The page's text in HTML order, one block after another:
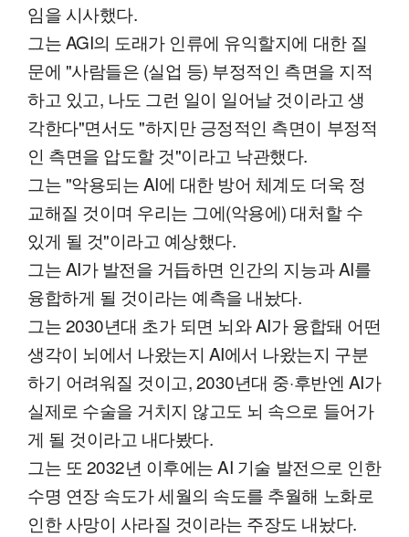
임을 시사했다.
그는 AGI의 도래가 인류에 유익할지에 대한 질
문에 "사람들은 (실업 등) 부정적인 측면을 지적
하고 있고, 나도 그런 일이 일어날 것이라고 생
각한다"면서도 "하지만 긍정적인 측면이 부정적
인 측면을 압도할 것"이라고 낙관했다.
그는 "악용되는 AI에 대한 방어 체계도 더욱 정
교해질 것이며 우리는 그에(악용에) 대처할 수
있게 될 것"이라고 예상했다.
그는 AI가 발전을 거듭하면 인간의 지능과 AI를
융합하게 될 것이라는 예측을 내놨다.
그는 2030년대 초가 되면 뇌와 AI가 융합돼 어떤
생각이 뇌에서 나왔는지 AI에서 나왔는지 구분
하기 어려워질 것이고, 2030년대 중·후반엔 AI가
실제로 수술을 거치지 않고도 뇌 속으로 들어가
게 될 것이라고 내다봤다.
그는 또 2032년 이후에는 AI 기술 발전으로 인한
수명 연장 속도가 세월의 속도를 추월해 노화로
인한 사망이 사라질 것이라는 주장도 내놨다.